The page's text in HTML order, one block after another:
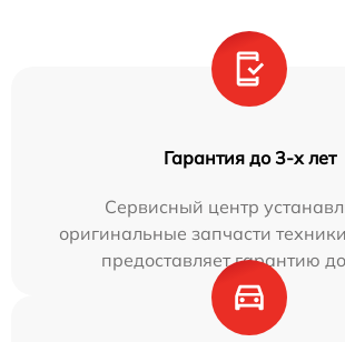
Гарантия до 3-х лет
Сервисный центр
оригинальные запчасти
предоставляет гарантию